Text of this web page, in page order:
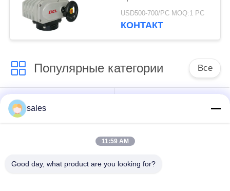
Smart Electric Actuator
USD500-700/PC MOQ:1 PC
КОНТАКТ
Популярные категории Все
Четверть поворота
приводы
Умный
приводы
sales
11:59 AM
Good day, what product are you looking for?